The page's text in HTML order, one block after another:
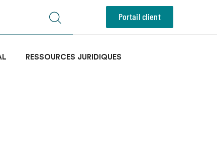
Portail client
RESSOURCES JURIDIQUES